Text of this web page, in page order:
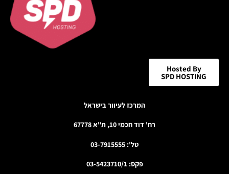
Hosted By
SPD HOSTING
המרכז לעיוור בישראל
רח' דוד חכמי 10, ת"א 67778
טל': 03-7915555
פקס: 03-5423710/1